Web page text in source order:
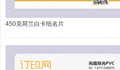
450克荷兰白卡纸名片